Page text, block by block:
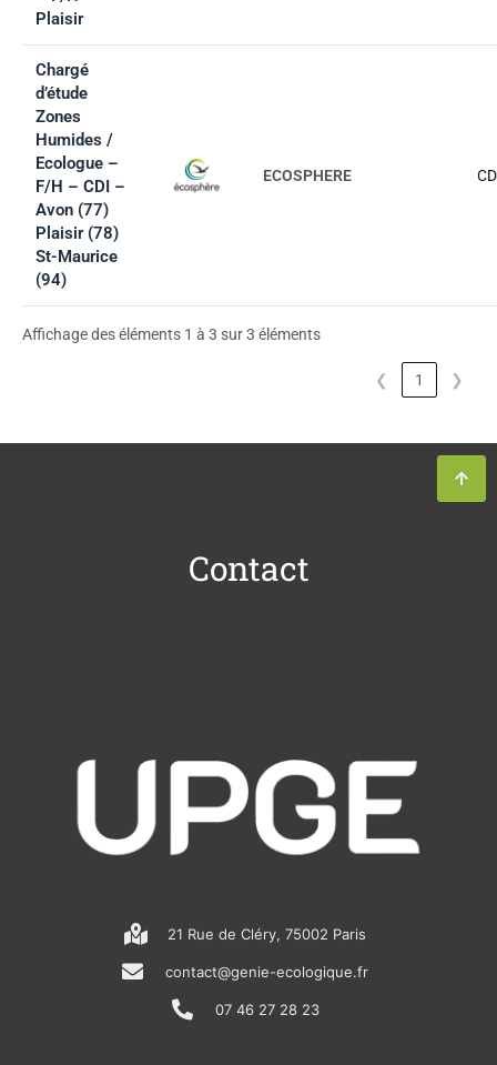
Plaisir
Chargé
d’étude
Zones
Humides /
Ecologue –
F/H – CDI –
Avon (77)
Plaisir (78)
St-Maurice
(94)
ECOSPHERE
Affichage des éléments 1 à 3 sur 3 éléments
❮ 1 ❯
Contact
21 Rue de Cléry, 75002 Paris
contact@genie-ecologique.fr
07 46 27 28 23